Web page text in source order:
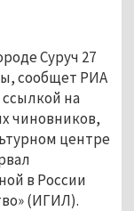
Суруч 27
сообщет РИА
ссылкой на
чиновников,
центре
в России
(ИГИЛ).